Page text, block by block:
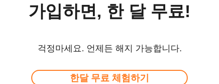
가입하면, 한 달 무료!
걱정마세요. 언제든 해지 가능합니다.
한달 무료 체험하기